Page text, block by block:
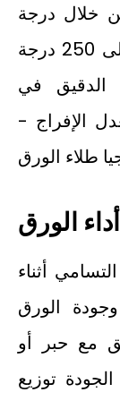
خلال درجة
حرارة عالية عند 200 درجة مئوية إلى 250 درجة
الدقيق في
الإفراج -
الورق
أثناء
الورق
مع حبر أو
توزيع